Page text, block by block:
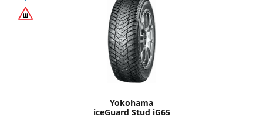
Yokohama
iceGuard Stud iG65